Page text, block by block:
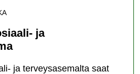
ja
ja terveysasemalta saat